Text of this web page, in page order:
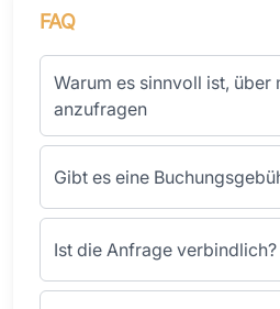
FAQ
Warum es sinnvoll ist, über
anzufragen
Gibt es eine
Ist die Anfrage verbindlich?